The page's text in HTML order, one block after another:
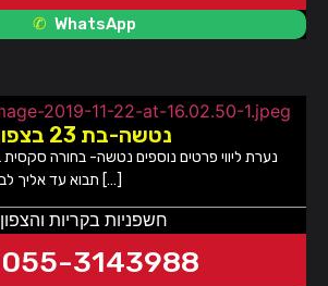
WhatsApp
נטשה-בת 23 בצפון
תבוא עד אליך לבית תגיע אליך לבית או […]
חשפניות בקריות והצפון
055-3143988